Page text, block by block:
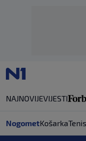
NAJNOVIJEVIJESTI
NogometKošarkaTenis